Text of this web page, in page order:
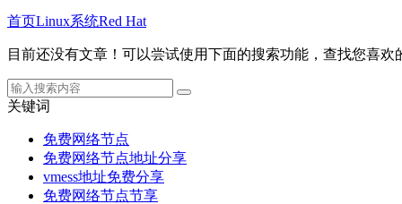
首页Linux系统Red Hat
目前还没有文章！可以尝试使用下面的搜索功能，查找您喜欢
关键词
免费网络节点
免费网络节点地址分享
vmess地址免费分享
免费网络节点节享